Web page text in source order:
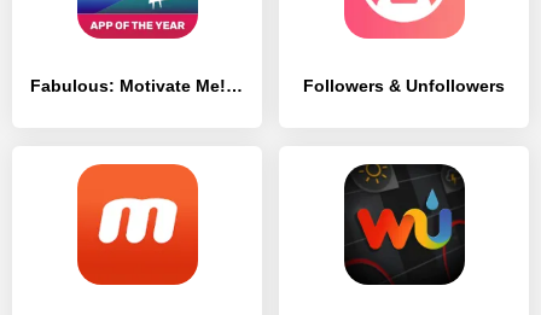
Fabulous: Motivate Me! Relax, Meditate, Sleep Followers & Unfollowers